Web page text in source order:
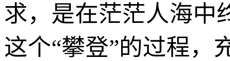
求，是在茫茫人海中
这个“攀登”的过程，